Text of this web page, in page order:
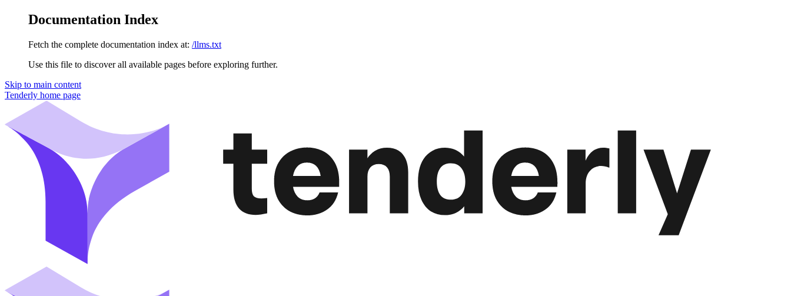
Documentation Index
Fetch the complete documentation index at: /llms.txt
Use this file to discover all available pages before exploring further.
Skip to main content
Tenderly home page